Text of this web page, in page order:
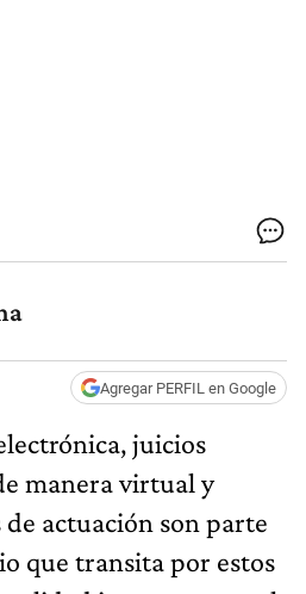
Agregar PERFIL en Google
juicios
manera virtual y
actuación son parte
que transita por estos